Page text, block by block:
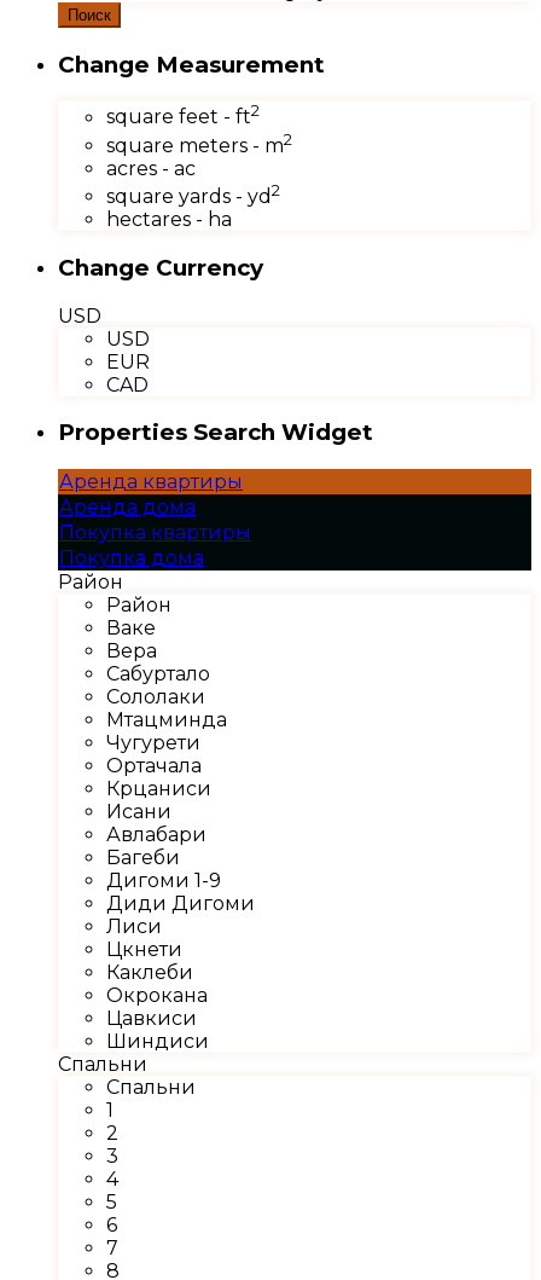
Поиск
Change Measurement
square feet - ft2
square meters - m2
acres - ac
square yards - yd2
hectares - ha
Change Currency
USD
USD
EUR
CAD
Properties Search Widget
Аренда квартиры
Аренда дома
Покупка квартиры
Покупка дома
Район
Район
Ваке
Вера
Сабуртало
Сололаки
Мтацминда
Чугурети
Ортачала
Крцаниси
Исани
Авлабари
Багеби
Дигоми 1-9
Диди Дигоми
Лиси
Цкнети
Каклеби
Окрокана
Цавкиси
Шиндиси
Спальни
Спальни
1
2
3
4
5
6
7
8